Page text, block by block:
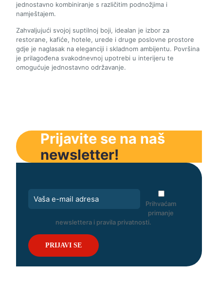
jednostavno kombiniranje s različitim podnožjima i
namještajem.
Zahvaljujući svojoj suptilnoj boji, idealan je izbor za
restorane, kafiće, hotele, urede i druge poslovne prostore
gdje je naglasak na eleganciji i skladnom ambijentu. Površina
je prilagođena svakodnevnoj upotrebi u interijeru te
omogućuje jednostavno održavanje.
Prijavite se na naš
newsletter!
Prihvaćam
primanje
newslettera i pravila privatnosti.